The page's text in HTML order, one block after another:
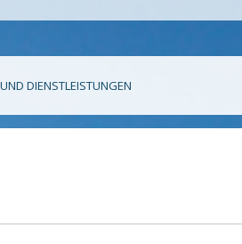
DIENSTLEISTUNGEN